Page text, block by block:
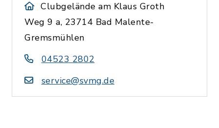
Clubgelände am Klaus Groth
Weg 9 a, 23714 Bad Malente-
Gremsmühlen
04523 2802
service@svmg.de